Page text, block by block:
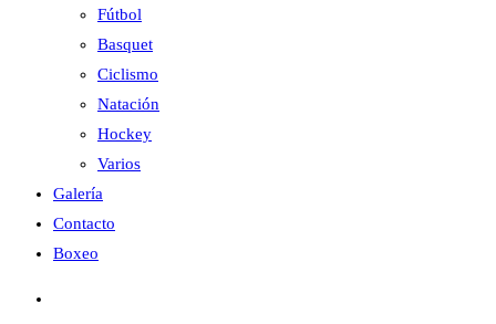
Fútbol
Basquet
Ciclismo
Natación
Hockey
Varios
Galería
Contacto
Boxeo